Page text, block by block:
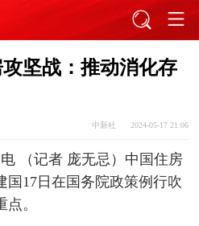
坚战：推动消化存
中新社 2024-05-17 21:06
（记者 庞无忌）中国住房
国17日在国务院政策例行吹
。